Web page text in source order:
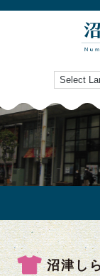
沼津し